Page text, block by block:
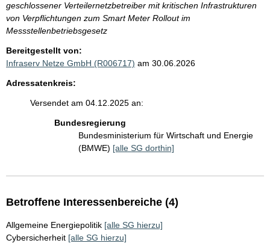
geschlossener Verteilernetzbetreiber mit kritischen Infrastrukturen
von Verpflichtungen zum Smart Meter Rollout im
Messstellenbetriebsgesetz
Bereitgestellt von:
Infraserv Netze GmbH (R006717) am 30.06.2026
Adressatenkreis:
Versendet am 04.12.2025 an:
Bundesregierung
Bundesministerium für Wirtschaft und Energie
(BMWE) [alle SG dorthin]
Betroffene Interessenbereiche (4)
Allgemeine Energiepolitik [alle SG hierzu]
Cybersicherheit [alle SG hierzu]